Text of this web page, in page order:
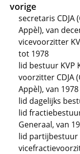
vorige
secretaris CDJA
Appèl), van
vicevoorzitter
tot 1978
lid bestuur KVP
voorzitter CDJA
Appèl), van
lid dagelijks
lid
Generaal, van
lid partijbestuur